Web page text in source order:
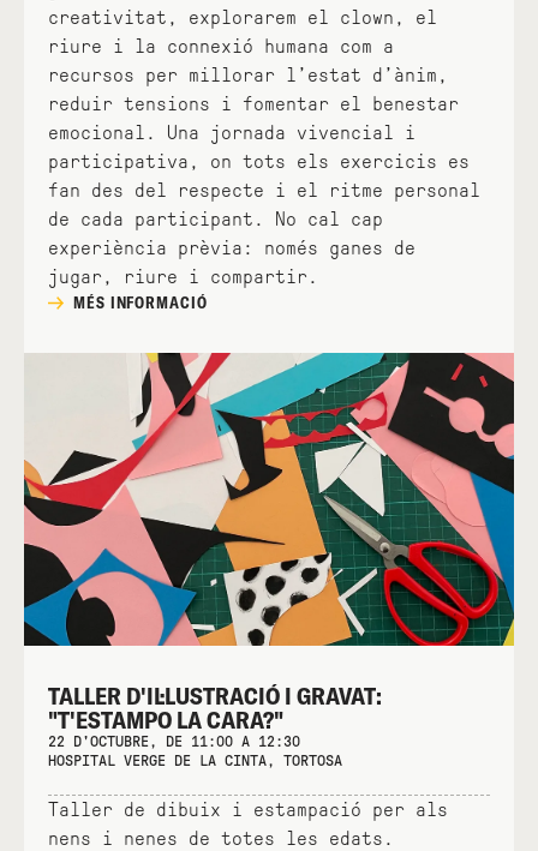
creativitat, explorarem el clown, el
riure i la connexió humana com a
recursos per millorar l’estat d’ànim,
reduir tensions i fomentar el benestar
emocional. Una jornada vivencial i
participativa, on tots els exercicis es
fan des del respecte i el ritme personal
de cada participant. No cal cap
experiència prèvia: només ganes de
jugar, riure i compartir.
MÉS INFORMACIÓ
TALLER D'IL·LUSTRACIÓ I GRAVAT:
"T'ESTAMPO LA CARA?"
22 D'OCTUBRE, DE 11:00 A 12:30
HOSPITAL VERGE DE LA CINTA, TORTOSA
Taller de dibuix i estampació per als
nens i nenes de totes les edats.